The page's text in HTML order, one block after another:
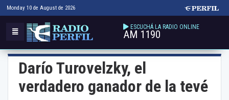
Monday 10 de August de 2026
ESCUCHÁ LA RADIO ONLINE
AM 1190
Darío Turovelzky, el
verdadero ganador de la tevé